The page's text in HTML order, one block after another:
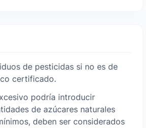
de pesticidas si no es de
certificado.
podría introducir
de azúcares naturales
deben ser considerados